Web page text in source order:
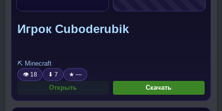
Игрок Cuboderubik
⛏️ Minecraft
👁 18 ⬇ 7 ★ —
Открыть Скачать